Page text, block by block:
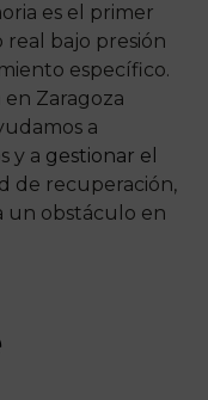
es el primer
real bajo presión
específico.
Zaragoza
a
y a gestionar el
de recuperación,
un obstáculo en